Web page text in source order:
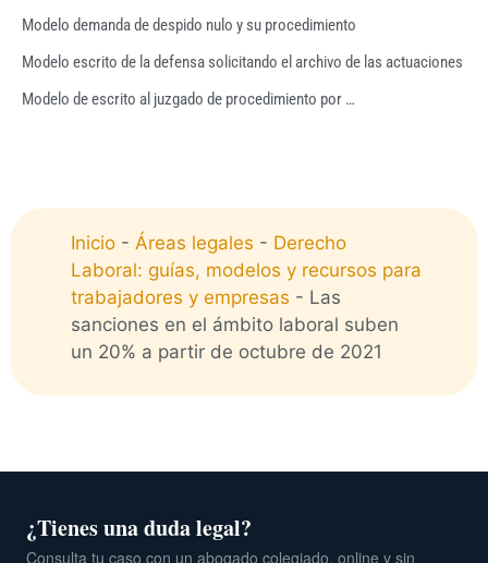
Modelo demanda de despido nulo y su procedimiento
Modelo escrito de la defensa solicitando el archivo de las actuaciones
Modelo de escrito al juzgado de procedimiento por …
Inicio - Áreas legales - Derecho
Laboral: guías, modelos y recursos para
trabajadores y empresas - Las
sanciones en el ámbito laboral suben
un 20% a partir de octubre de 2021
¿Tienes una duda legal?
Consulta tu caso con un abogado colegiado, online y sin